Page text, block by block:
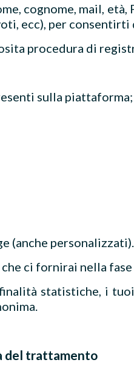
cognome, mail, età
ecc), per consentirti
procedura di
sulla piattaforma;
(anche personalizzati).
ci fornirai nella
statistiche, i
del trattamento